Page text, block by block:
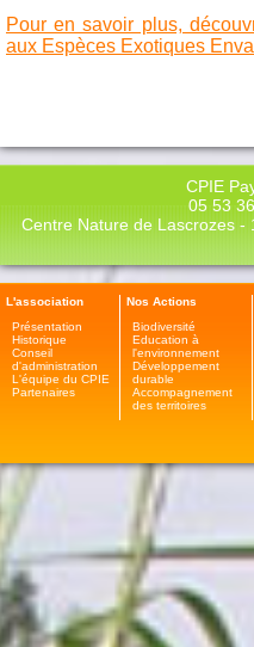
Pour en savoir plus,
aux Espèces Exotiques
CPIE
05 53
Centre Nature de Lascrozes -
L'association
Présentation
Historique
Conseil
d'administration
L'équipe du CPIE
Partenaires
Nos Actions
Biodiversité
Education à
l'environnement
Développement
durable
Accompagnement
des territoires